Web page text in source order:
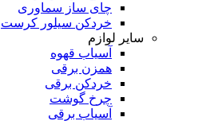
چای ساز سماوری
خردکن سیلور کرست
سایر لوازم
آسیاب قهوه
همزن برقی
خردکن برقی
چرخ گوشت
آسیاب برقی